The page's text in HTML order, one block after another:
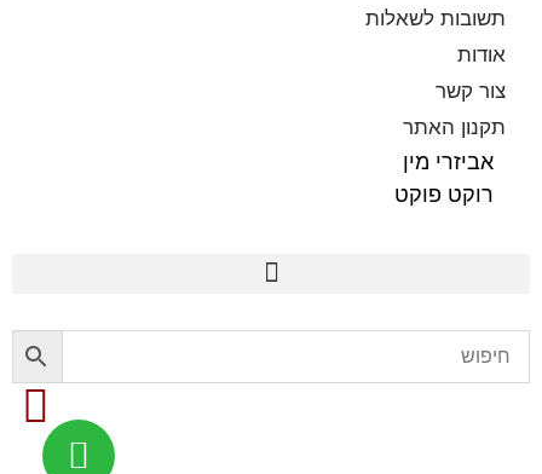
תשובות לשאלות
אודות
צור קשר
תקנון האתר
אביזרי מין
רוקט פוקט